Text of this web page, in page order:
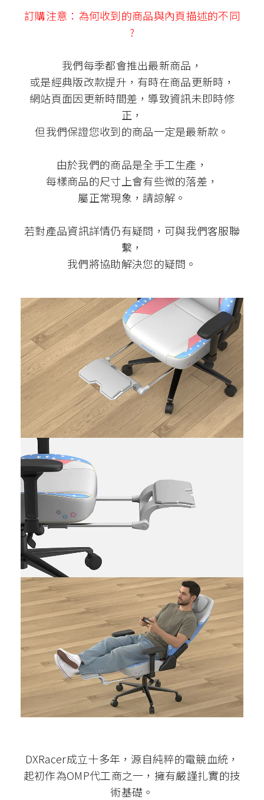
訂購注意：為何收到的商品與內頁描述的不同
?
我們每季都會推出最新商品，
或是經典版改款提升，有時在商品更新時，
網站頁面因更新時間差，導致資訊未即時修
正，
但我們保證您收到的商品一定是最新款。
由於我們的商品是全手工生產，
每樣商品的尺寸上會有些微的落差，
屬正常現象，請諒解。
若對產品資訊詳情仍有疑問，可與我們客服聯
繫，
我們將協助解決您的疑問。
DXRacer成立十多年，源自純粹的電競血統，
起初作為OMP代工商之一，擁有嚴謹扎實的技
術基礎。